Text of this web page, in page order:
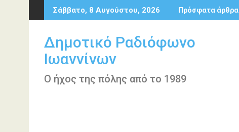
Περάστε
στο
Σάββατο, 8 Αυγούστου, 2026 Πρόσφατα άρθρα
Δημοτικό Ραδιόφωνο
Ιωαννίνων
Ο ήχος της πόλης από το 1989